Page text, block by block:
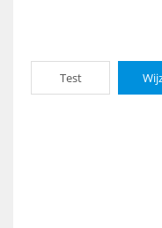
Test